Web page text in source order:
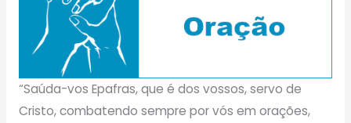
“Saúda-vos Epafras, que é dos vossos, servo de
Cristo, combatendo sempre por vós em orações,